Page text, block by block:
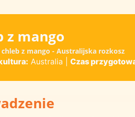
z mango
chleb z mango - Australijska rozkosz
Australia Czas